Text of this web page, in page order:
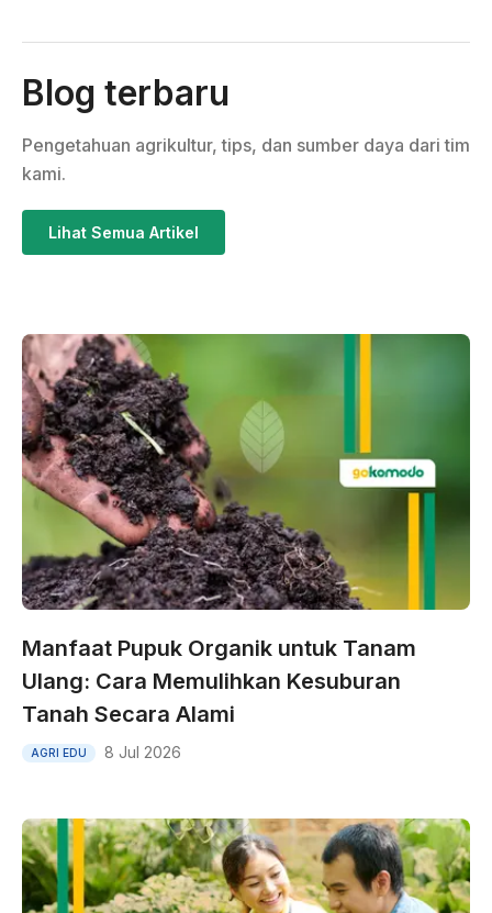
Blog terbaru
Pengetahuan agrikultur, tips, dan sumber daya dari tim
kami.
Lihat Semua Artikel
Manfaat Pupuk Organik untuk Tanam
Ulang: Cara Memulihkan Kesuburan
Tanah Secara Alami
AGRI EDU 8 Jul 2026